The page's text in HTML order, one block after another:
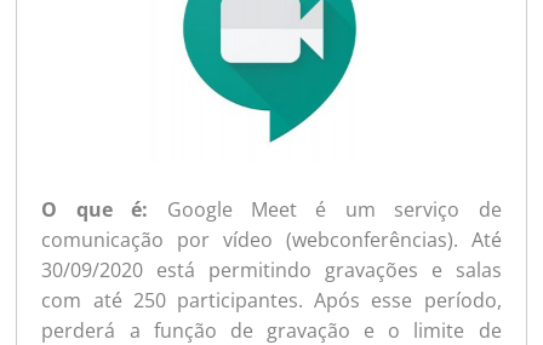
O que é: Google Meet é um serviço de
comunicação por vídeo (webconferências). Até
30/09/2020 está permitindo gravações e salas
com até 250 participantes. Após esse período,
perderá a função de gravação e o limite de